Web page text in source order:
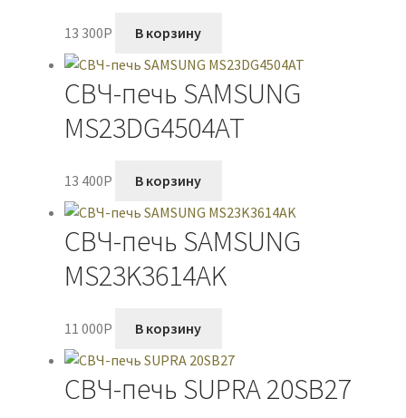
13 300P В корзину
СВЧ-печь SAMSUNG
MS23DG4504AT
13 400P В корзину
СВЧ-печь SAMSUNG
MS23K3614AK
11 000P В корзину
СВЧ-печь SUPRA 20SB27